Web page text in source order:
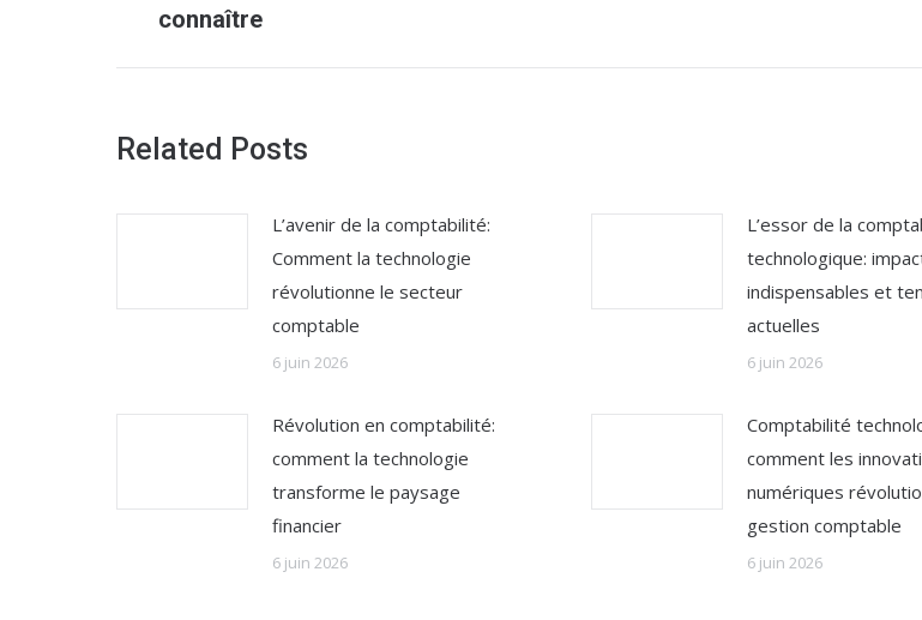
précédent
connaître
Related Posts
L’avenir de la comptabilité:
Comment la technologie
révolutionne le secteur
comptable
6 juin 2026
L’essor de la
technologique:
indispensables et
actuelles
6 juin 2026
Révolution en comptabilité:
comment la technologie
transforme le paysage
financier
6 juin 2026
Comptabilité
comment les
numériques
gestion comptable
6 juin 2026